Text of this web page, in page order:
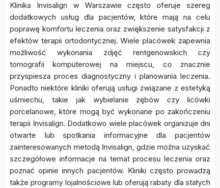
Klinika Invisalign w Warszawie często oferuje szereg
dodatkowych usług dla pacjentów, które mają na celu
poprawę komfortu leczenia oraz zwiększenie satysfakcji z
efektów terapii ortodontycznej. Wiele placówek zapewnia
możliwość wykonania zdjęć rentgenowskich czy
tomografii komputerowej na miejscu, co znacznie
przyspiesza proces diagnostyczny i planowania leczenia.
Ponadto niektóre kliniki oferują usługi związane z estetyką
uśmiechu, takie jak wybielanie zębów czy licówki
porcelanowe, które mogą być wykonane po zakończeniu
terapii Invisalign. Dodatkowo wiele placówek organizuje dni
otwarte lub spotkania informacyjne dla pacjentów
zainteresowanych metodą Invisalign, gdzie można uzyskać
szczegółowe informacje na temat procesu leczenia oraz
poznać opinie innych pacjentów. Kliniki często prowadzą
także programy lojalnościowe lub oferują rabaty dla stałych